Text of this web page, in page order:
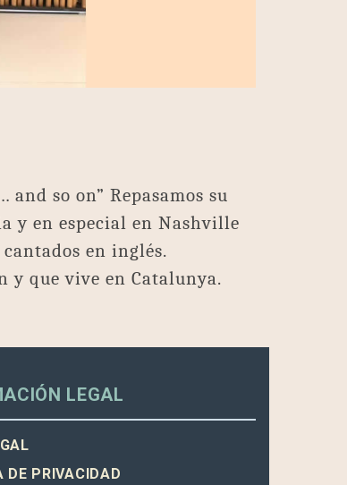
and so on” Repasamos su
y en especial en Nashville
en inglés.
y que vive en Catalunya.
LEGAL
DE PRIVACIDAD